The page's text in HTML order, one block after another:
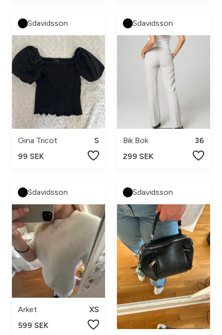
Sdavidsson
Gina Tricot
S
99 SEK
Sdavidsson
Bik Bok
36
299 SEK
Sdavidsson
Arket
XS
599 SEK
Sdavidsson